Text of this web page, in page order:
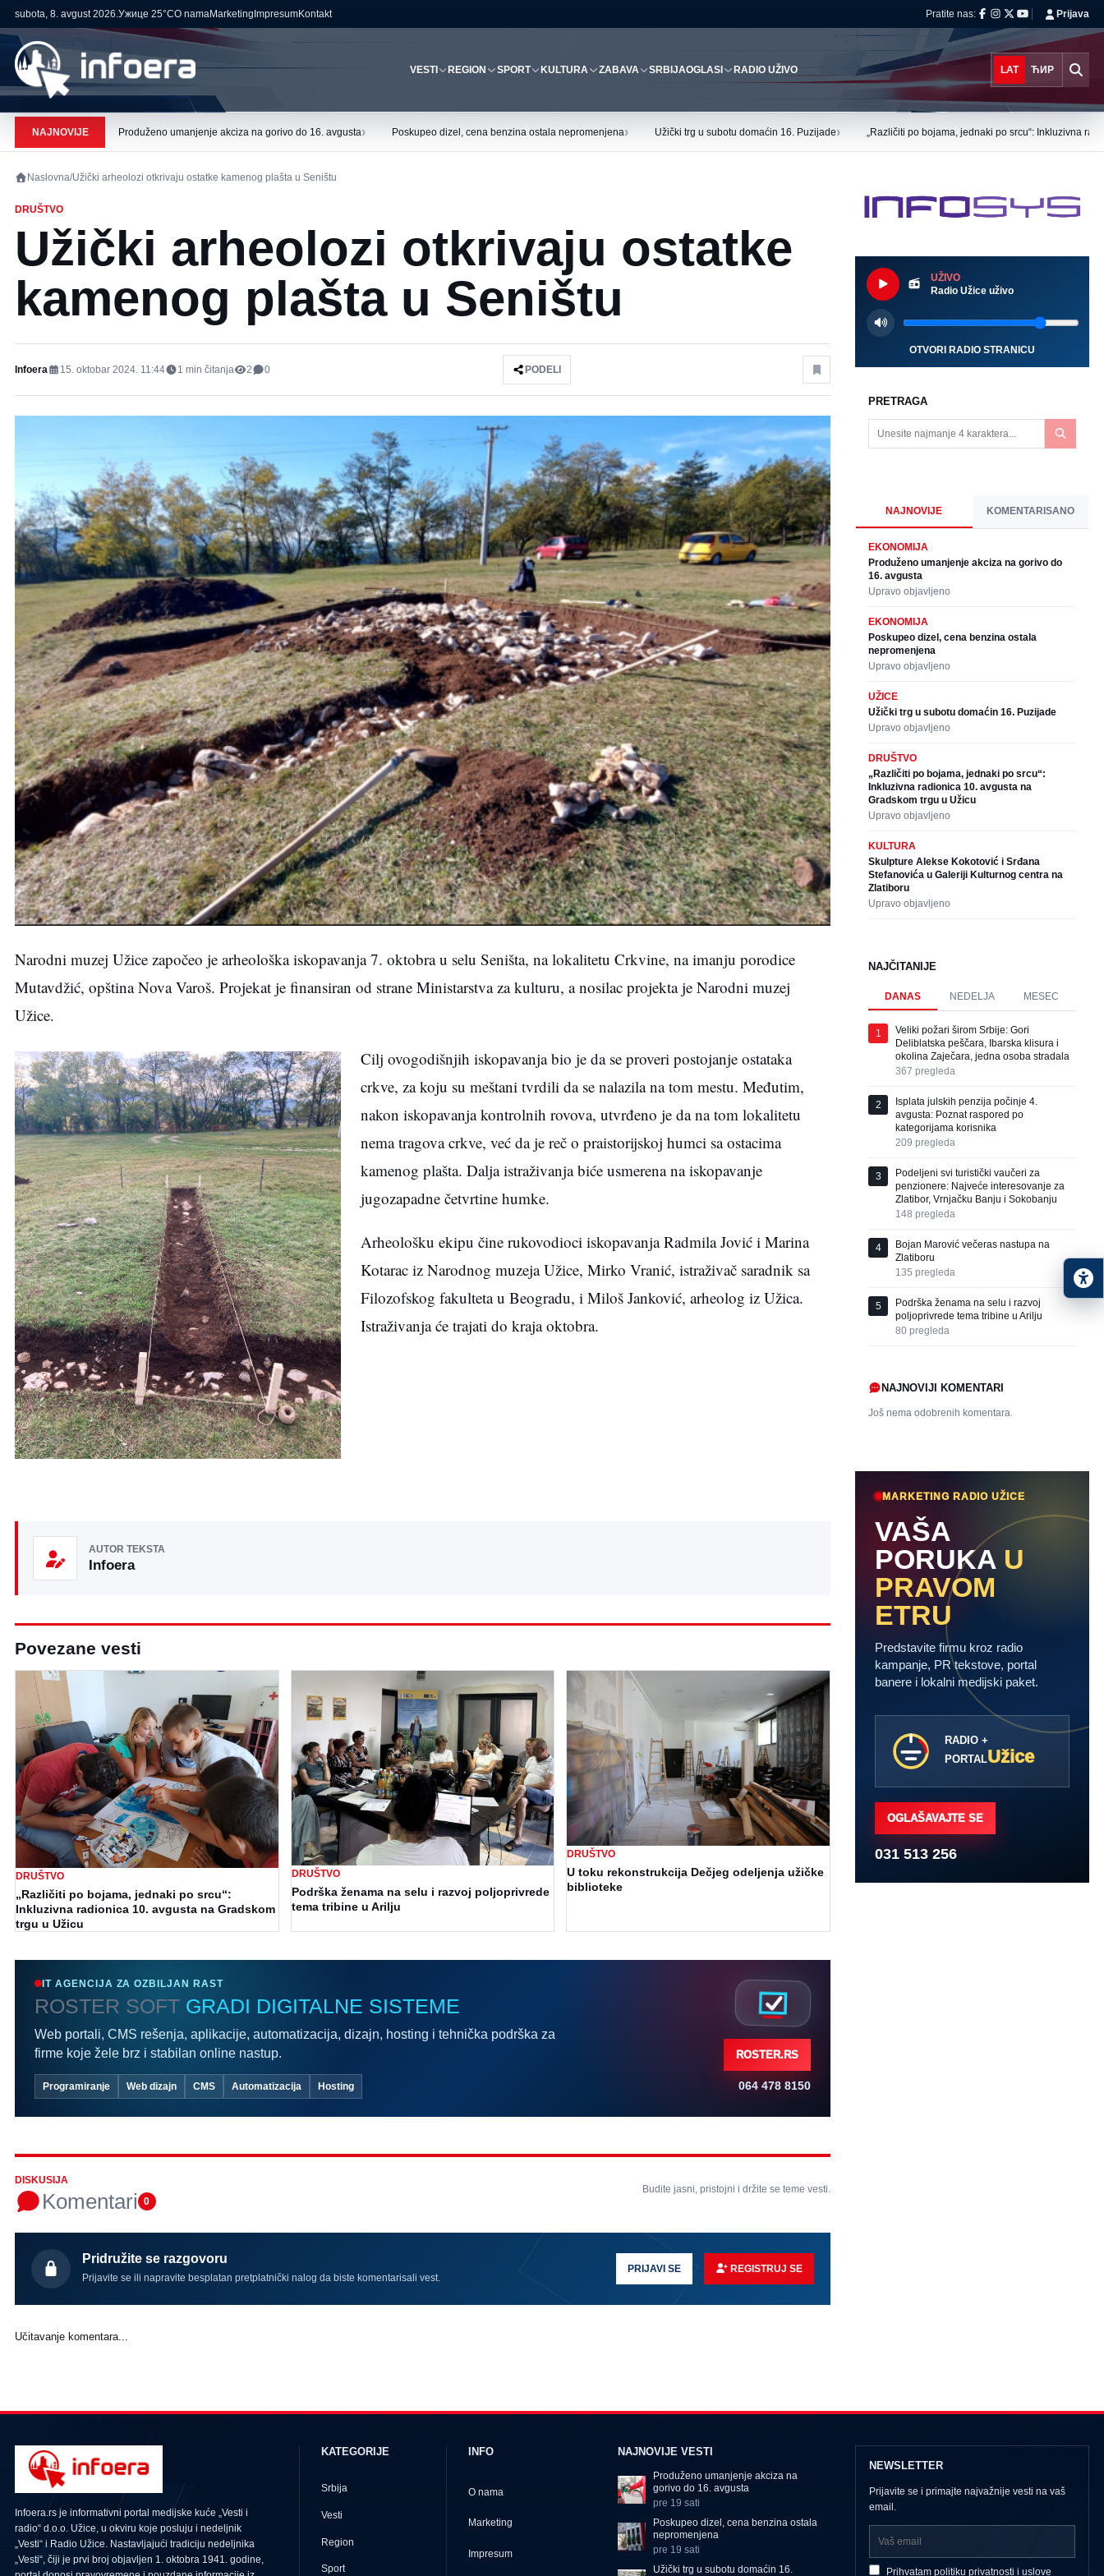
subota, 8. avgust 2026.Ужице 25°CO namaMarketing ImpresumKontakt Pratite nas: Prijava
VESTI REGION SPORT KULTURA ZABAVA SRBIJAOGLASI RADIO UŽIVO LAT ЋИР
NAJNOVIJE Produženo umanjenje akciza na gorivo do 16. avgusta› Poskupeo dizel, cena benzina ostala nepromenjena› Užički trg u subotu domaćin 16. Puzijade› „Različiti po bojama, jednaki po srcu“: Inkluzivna
Naslovna/Užički arheolozi otkrivaju ostatke kamenog plašta u Seništu
DRUŠTVO
Užički arheolozi otkrivaju ostatke
kamenog plašta u Seništu
Infoera 15. oktobar 2024. 11:44 1 min čitanja 2 0 PODELI
Narodni muzej Užice započeo je arheološka iskopavanja 7. oktobra u selu Seništa, na lokalitetu Crkvine, na imanju porodice
Mutavdžić, opština Nova Varoš. Projekat je finansiran od strane Ministarstva za kulturu, a nosilac projekta je Narodni muzej
Užice.
Cilj ovogodišnjih iskopavanja bio je da se proveri postojanje ostataka
crkve, za koju su meštani tvrdili da se nalazila na tom mestu. Međutim,
nakon iskopavanja kontrolnih rovova, utvrđeno je da na tom lokalitetu
nema tragova crkve, već da je reč o praistorijskoj humci sa ostacima
kamenog plašta. Dalja istraživanja biće usmerena na iskopavanje
jugozapadne četvrtine humke.
Arheološku ekipu čine rukovodioci iskopavanja Radmila Jović i Marina
Kotarac iz Narodnog muzeja Užice, Mirko Vranić, istraživač saradnik sa
Filozofskog fakulteta u Beogradu, i Miloš Janković, arheolog iz Užica.
Istraživanja će trajati do kraja oktobra.
AUTOR TEKSTA
Infoera
Povezane vesti
DRUŠTVO
„Različiti po bojama, jednaki po srcu“:
Inkluzivna radionica 10. avgusta na Gradskom
trgu u Užicu
DRUŠTVO
Podrška ženama na selu i razvoj poljoprivrede
tema tribine u Arilju
DRUŠTVO
U toku rekonstrukcija Dečjeg odeljenja užičke
biblioteke
IT AGENCIJA ZA OZBILJAN RAST
ROSTER SOFT GRADI DIGITALNE SISTEME
Web portali, CMS rešenja, aplikacije, automatizacija, dizajn, hosting i tehnička podrška za
firme koje žele brz i stabilan online nastup.
Programiranje Web dizajn CMS Automatizacija Hosting
ROSTER.RS
064 478 8150
DISKUSIJA
Komentari 0
Budite jasni, pristojni i držite se teme vesti.
Pridružite se razgovoru
Prijavite se ili napravite besplatan pretplatnički nalog da biste komentarisali vest.
PRIJAVI SE REGISTRUJ SE
Učitavanje komentara...
UŽIVO
Radio Užice uživo
OTVORI RADIO STRANICU
PRETRAGA
NAJNOVIJE KOMENTARISANO
EKONOMIJA
Produženo umanjenje akciza na gorivo do
16. avgusta
Upravo objavljeno
EKONOMIJA
Poskupeo dizel, cena benzina ostala
nepromenjena
Upravo objavljeno
UŽICE
Užički trg u subotu domaćin 16. Puzijade
Upravo objavljeno
DRUŠTVO
„Različiti po bojama, jednaki po srcu“:
Inkluzivna radionica 10. avgusta na
Gradskom trgu u Užicu
Upravo objavljeno
KULTURA
Skulpture Alekse Kokotović i Srđana
Stefanovića u Galeriji Kulturnog centra na
Zlatiboru
Upravo objavljeno
NAJČITANIJE
DANAS NEDELJA MESEC
1
Veliki požari širom Srbije: Gori
Deliblatska peščara, Ibarska klisura i
okolina Zaječara, jedna osoba stradala
367 pregleda
2
Isplata julskih penzija počinje 4.
avgusta: Poznat raspored po
kategorijama korisnika
209 pregleda
3
Podeljeni svi turistički vaučeri za
penzionere: Najveće interesovanje za
Zlatibor, Vrnjačku Banju i Sokobanju
148 pregleda
4
Bojan Marović večeras nastupa na
Zlatiboru
135 pregleda
5
Podrška ženama na selu i razvoj
poljoprivrede tema tribine u Arilju
80 pregleda
NAJNOVIJI KOMENTARI
Još nema odobrenih komentara.
MARKETING RADIO UŽICE
VAŠA
PORUKA U
PRAVOM
ETRU
Predstavite firmu kroz radio
kampanje, PR tekstove, portal
banere i lokalni medijski paket.
RADIO +
PORTALUžice
OGLAŠAVAJTE SE
031 513 256
Infoera.rs je informativni portal medijske kuće „Vesti i
radio“ d.o.o. Užice, u okviru koje posluju i nedeljnik
„Vesti“ i Radio Užice. Nastavljajući tradiciju nedeljnika
„Vesti“, čiji je prvi broj objavljen 1. oktobra 1941. godine,
KATEGORIJE
Srbija
Vesti
Region
Sport
INFO
O nama
Marketing
Impresum
NAJNOVIJE VESTI
Produženo umanjenje akciza na
gorivo do 16. avgusta
pre 19 sati
Poskupeo dizel, cena benzina ostala
nepromenjena
pre 19 sati
Užički trg u subotu domaćin 16.
NEWSLETTER
Prijavite se i primajte najvažnije vesti na vaš
email.
Prihvatam politiku privatnosti i uslove